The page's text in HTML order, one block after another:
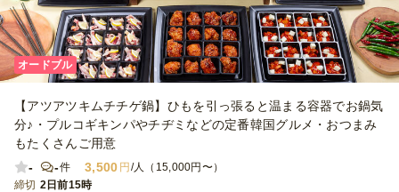
オードブル
【アツアツキムチチゲ鍋】ひもを引っ張ると温まる容器でお鍋気
分♪・プルコギキンパやチヂミなどの定番韓国グルメ・おつまみ
もたくさんご用意
-
-件 3,500 円 /人（15,000円〜）
締切 2日前15時